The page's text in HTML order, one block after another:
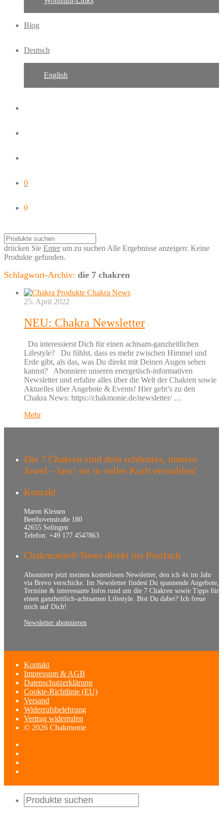
Blog
Deutsch
English
0
0
drücken Sie Enterum zu suchen Alle Ergebnisse anzeigen: Keine
Produkte gefunden.
Schlagwort-Archiv: die 7 chakren
25. April 2022
NEU: Chakra Newsletter
Du interessierst Dich für einen achtsam-ganzheitlichen
Lifestyle? Du fühlst, dass es mehr zwischen Himmel und
Erde gibt, als das, was Du direkt mit Deinen Augen sehen
kannst? Abonniere unseren energetisch-informativen
Newsletter und erfahre alles über die Welt der Chakren sowie
Aktuelles über Angebote & Events! Hier geht’s zu den
Chakra News: https://chakmonie.de/newsletter/ …
Mehr
Die 7 Chakren sind dein schönstes, inneres
Juwel – lass‘ sie in voller Kraft erstrahlen!
Kontakt
Maren Klessen
Beethovenstraße 180
42655 Solingen
Telefon: +49 177 4547863
Chakmonie® News direkt ins Postfach
Abonniere jetzt meinen kostenlosen Newsletter, den ich 4x im Jahr
via Brevo verschicke. Im Newsletter findest Du spannende Angebote,
Termine & interessante Infos rund um die 7 Chakren sowie Tipps für
einen ganzheitlich-achtsamen Lifestyle. Bist Du dabei? Ich freue
mich auf Dich!
Newsletter abonnieren
Kontakt
Impressum & AGB
Datenschutzerklärung
Cookie-Richtlinie (EU)
Versand
Widerrufsbelehrung
Vertrag widerrufen
© 2026 Chakmonie